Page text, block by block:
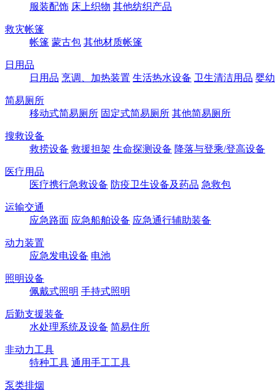
服装配饰 床上织物 其他纺织产品
救灾帐篷
帐篷 蒙古包 其他材质帐篷
日用品
日用品 烹调、加热装置 生活热水设备 卫生清洁用品 婴
简易厕所
移动式简易厕所 固定式简易厕所 其他简易厕所
搜救设备
救捞设备 救援担架 生命探测设备 降落与登乘/登高设备
医疗用品
医疗携行急救设备 防疫卫生设备及药品 急救包
运输交通
应急路面 应急船舶设备 应急通行辅助装备
动力装置
应急发电设备 电池
照明设备
佩戴式照明 手持式照明
后勤支援装备
水处理系统及设备 简易住所
非动力工具
特种工具 通用手工工具
泵类排烟